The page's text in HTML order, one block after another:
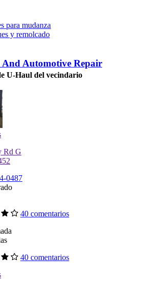
para mudanza
y remolcado
And Automotive Repair
U-Haul del vecindario
Rd G
0487
40 comentarios
40 comentarios